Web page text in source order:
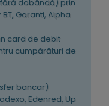
dobândă) prin
Garanti, Alpha
card de debit
cumpărături de
bancar)
Edenred, Up